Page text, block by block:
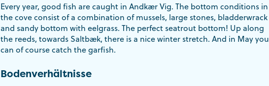
Every year, good fish are caught in Andkær Vig. The bottom conditions in
the cove consist of a combination of mussels, large stones, bladderwrack
and sandy bottom with eelgrass. The perfect seatrout bottom! Up along
the reeds, towards Saltbæk, there is a nice winter stretch. And in May you
can of course catch the garfish.
Bodenverhältnisse